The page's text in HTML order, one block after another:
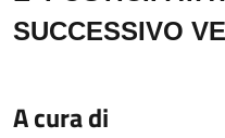
SUCCESSIVO
A cura di